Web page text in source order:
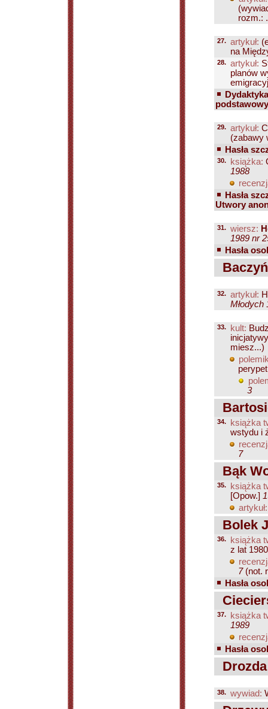
rozm.:
27. artykuł:
na
28. artykuł:
planów
29. artykuł:
(zabawy
Hasła
30. książka:
1988
Hasła
Utwory
31. wiersz:
1989 nr
Hasła
32. artykuł:
Młodych
33. kult:
miesz...)
3
34.
książka
wstydu i
7
Bąk
35.
książka
[Opow.]
artykuł:
Bolek
36.
książka
z lat
7(not.
Hasła
37.
książka
1989
Hasła
38. wywiad: